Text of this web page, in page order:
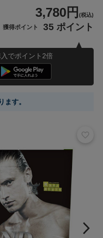
3,780円 (税込)
獲得ポイント 35 ポイント
でポイント2倍
す。